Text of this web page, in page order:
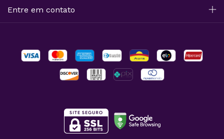
Entre em contato